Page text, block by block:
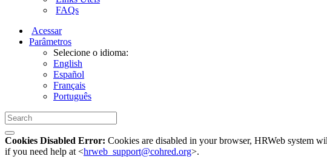
FAQs
Acessar
Parâmetros
Selecione o idioma:
English
Español
Français
Português
Cookies Disabled Error: Cookies are disabled in your browser, HRWeb system
if you need help at <hrweb_support@cohred.org>.